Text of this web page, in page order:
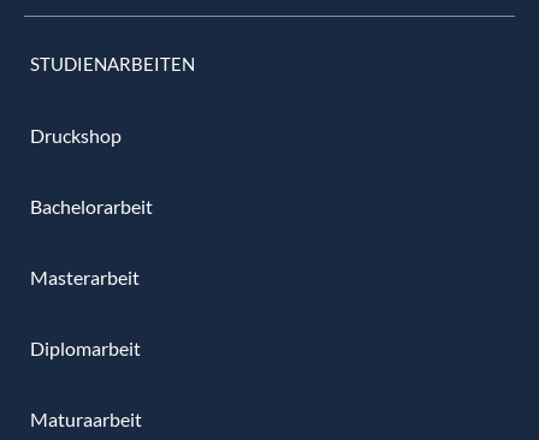
STUDIENARBEITEN
Druckshop
Bachelorarbeit
Masterarbeit
Diplomarbeit
Maturaarbeit